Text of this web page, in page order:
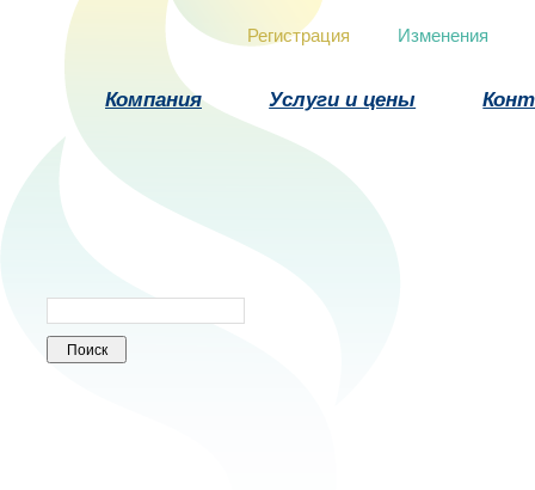
Регистрация Изменения
Компания Услуги и цены